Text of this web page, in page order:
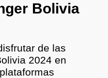
Bolivia
de las
2024 en